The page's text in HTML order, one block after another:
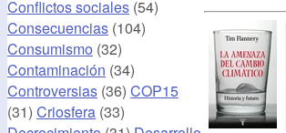
Conflictos sociales (54)
Consecuencias (104)
Consumismo (32)
Contaminación (34)
Controversias (36) COP15
(31) Criosfera (33)